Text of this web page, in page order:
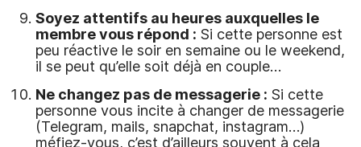
Soyez attentifs au heures auxquelles le
membre vous répond : Si cette personne est
peu réactive le soir en semaine ou le weekend,
il se peut qu’elle soit déjà en couple…
Ne changez pas de messagerie : Si cette
personne vous incite à changer de messagerie
(Telegram, mails, snapchat, instagram…)
méfiez-vous, c’est d’ailleurs souvent à cela